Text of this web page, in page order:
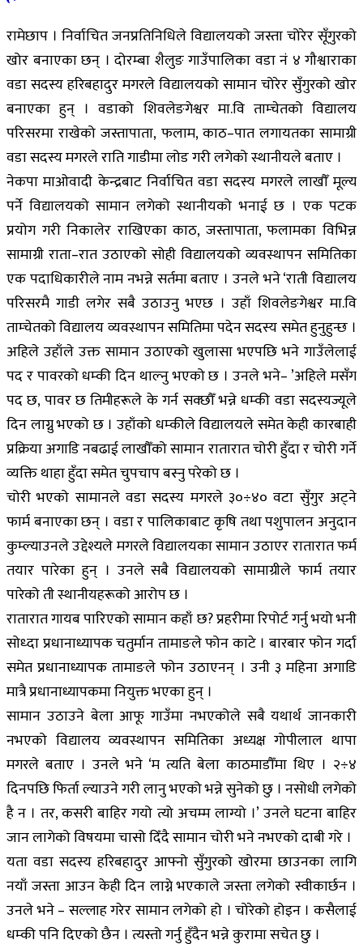
रामेछाप । निर्वाचित जनप्रतिनिधिले विद्यालयको जस्ता चोरेर सूँगुरको
खोर बनाएका छन् । दोरम्बा शैलुङ गाउँपालिका वडा नं ४ गौश्वाराका
वडा सदस्य हरिबहादुर मगरले विद्यालयको सामान चोरेर सुँगुरको खोर
बनाएका हुन् । वडाको शिवलेङगेश्वर मा.वि ताम्चेतको विद्यालय
परिसरमा राखेको जस्तापाता, फलाम, काठ–पात लगायतका सामाग्री
वडा सदस्य मगरले राति गाडीमा लोड गरी लगेको स्थानीयले बताए ।
नेकपा माओवादी केन्द्रबाट निर्वाचित वडा सदस्य मगरले लाखौँ मूल्य
पर्ने विद्यालयको सामान लगेको स्थानीयको भनाई छ । एक पटक
प्रयोग गरी निकालेर राखिएका काठ, जस्तापाता, फलामका विभिन्न
सामाग्री राता–रात उठाएको सोही विद्यालयको व्यवस्थापन समितिका
एक पदाधिकारीले नाम नभन्ने सर्तमा बताए । उनले भने ‘राती विद्यालय
परिसरमै गाडी लगेर सबै उठाउनु भएछ । उहाँ शिवलेङगेश्वर मा.वि
ताम्चेतको विद्यालय व्यवस्थापन समितिमा पदेन सदस्य समेत हुनुहुन्छ ।
अहिले उहाँले उक्त सामान उठाएको खुलासा भएपछि भने गाउँलेलाई
पद र पावरको धम्की दिन थाल्नु भएको छ । उनले भने– ’अहिले मसँग
पद छ, पावर छ तिमीहरूले के गर्न सक्छौँ भन्ने धम्की वडा सदस्यज्यूले
दिन लाग्नु भएको छ । उहाँको धम्कीले विद्यालयले समेत केही कारबाही
प्रक्रिया अगाडि नबढाई लाखौँको सामान रातारात चोरी हुँदा र चोरी गर्ने
व्यक्ति थाहा हुँदा समेत चुपचाप बस्नु परेको छ ।
चोरी भएको सामानले वडा सदस्य मगरले ३०÷४० वटा सुँगुर अट्ने
फार्म बनाएका छन् । वडा र पालिकाबाट कृषि तथा पशुपालन अनुदान
कुम्ल्याउनले उद्देश्यले मगरले विद्यालयका सामान उठाएर रातारात फर्म
तयार पारेका हुन् । उनले सबै विद्यालयको सामाग्रीले फार्म तयार
पारेको ती स्थानीयहरूको आरोप छ ।
रातारात गायब पारिएको सामान कहाँ छ? प्रहरीमा रिपोर्ट गर्नु भयो भनी
सोध्दा प्रधानाध्यापक चतुर्मान तामाङले फोन काटे । बारबार फोन गर्दा
समेत प्रधानाध्यापक तामाङले फोन उठाएनन् । उनी ३ महिना अगाडि
मात्रै प्रधानाध्यापकमा नियुक्त भएका हुन् ।
सामान उठाउने बेला आफू गाउँमा नभएकोले सबै यथार्थ जानकारी
नभएको विद्यालय व्यवस्थापन समितिका अध्यक्ष गोपीलाल थापा
मगरले बताए । उनले भने ‘म त्यति बेला काठमाडौँमा थिए । २÷४
दिनपछि फिर्ता ल्याउने गरी लानु भएको भन्ने सुनेको छु । नसोधी लगेको
है न । तर, कसरी बाहिर गयो त्यो अचम्म लाग्यो ।’ उनले घटना बाहिर
जान लागेको विषयमा चासो दिँदै सामान चोरी भने नभएको दाबी गरे ।
यता वडा सदस्य हरिबहादुर आफ्नो सुँगुरको खोरमा छाउनका लागि
नयाँ जस्ता आउन केही दिन लाग्ने भएकाले जस्ता लगेको स्वीकार्छन ।
उनले भने – सल्लाह गरेर सामान लगेको हो । चोरेको होइन । कसैलाई
धम्की पनि दिएको छैन । त्यस्तो गर्नु हुँदैन भन्ने कुरामा सचेत छु ।